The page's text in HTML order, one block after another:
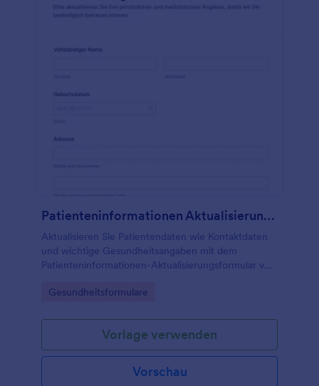
Patienteninformationen Aktualisierungsformular
Aktualisieren Sie Patientendaten wie Kontaktdaten
und wichtige Gesundheitsangaben mit dem
Patienteninformationen-Aktualisierungsformular von
Praxis und Klinik.
Go to Category:
Gesundheitsformulare
Vorlage verwenden
Vorschau